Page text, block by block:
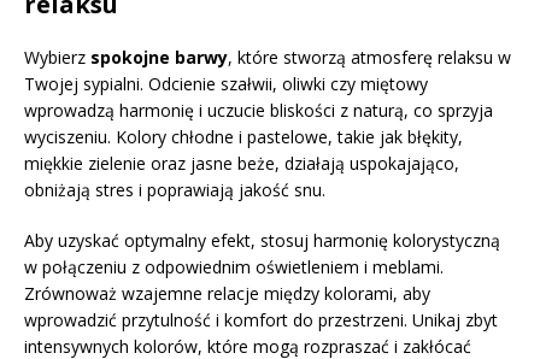
Wybierz spokojne barwy, które stworzą atmosferę relaksu w
Twojej sypialni. Odcienie szałwii, oliwki czy miętowy
wprowadzą harmonię i uczucie bliskości z naturą, co sprzyja
wyciszeniu. Kolory chłodne i pastelowe, takie jak błękity,
miękkie zielenie oraz jasne beże, działają uspokajająco,
obniżają stres i poprawiają jakość snu.
Aby uzyskać optymalny efekt, stosuj harmonię kolorystyczną
w połączeniu z odpowiednim oświetleniem i meblami.
Zrównoważ wzajemne relacje między kolorami, aby
wprowadzić przytulność i komfort do przestrzeni. Unikaj zbyt
intensywnych kolorów, które mogą rozpraszać i zakłócać